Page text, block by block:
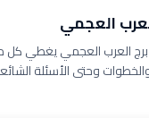
العجمي
العرب العجمي يغطي كل
وحتى الأسئلة